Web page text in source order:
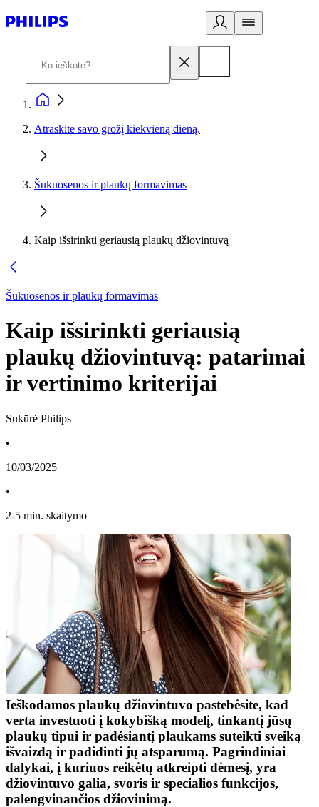
Atraskite savo grožį kiekvieną dieną.
Šukuosenos ir plaukų formavimas
Kaip išsirinkti geriausią plaukų džiovintuvą
Šukuosenos ir plaukų formavimas
Kaip išsirinkti geriausią
plaukų džiovintuvą: patarimai
ir vertinimo kriterijai
Sukūrė Philips
•
10/03/2025
•
2-5 min. skaitymo
Ieškodamos plaukų džiovintuvo pastebėsite, kad
verta investuoti į kokybišką modelį, tinkantį jūsų
plaukų tipui ir padėsiantį plaukams suteikti sveiką
išvaizdą ir padidinti jų atsparumą. Pagrindiniai
dalykai, į kuriuos reikėtų atkreipti dėmesį, yra
džiovintuvo galia, svoris ir specialios funkcijos,
palengvinančios džiovinimą.